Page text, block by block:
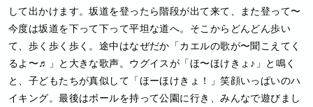
して出かけます。坂道を登ったら階段が出て来て、また登って〜
今度は坂道を下って下って平坦な道へ。そこからどんどん歩い
て、歩く歩く歩く。途中はなぜだか「カエルの歌が〜聞こえてく
るよ〜♬」と大きな歌声。ウグイスが「ほ〜ほけきょ♪」と鳴く
と、子どもたちが真似して「ほーほけきょ！」笑顔いっぱいのハ
イキング。最後はボールを持って公園に行き、みんなで遊びまし